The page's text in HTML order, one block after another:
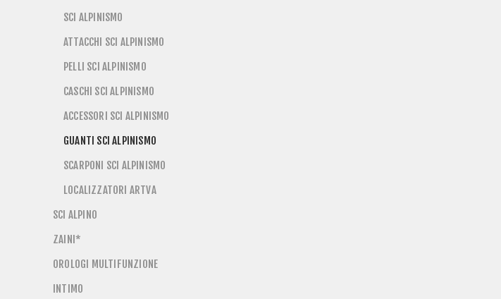
SCI ALPINISMO
ATTACCHI SCI ALPINISMO
PELLI SCI ALPINISMO
CASCHI SCI ALPINISMO
ACCESSORI SCI ALPINISMO
GUANTI SCI ALPINISMO
SCARPONI SCI ALPINISMO
LOCALIZZATORI ARTVA
SCI ALPINO
ZAINI*
OROLOGI MULTIFUNZIONE
INTIMO